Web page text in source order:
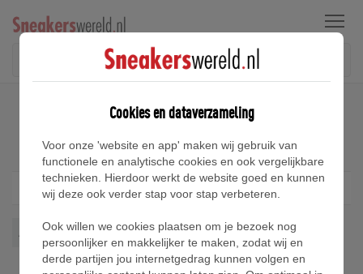
Menu
Air Jordan Zion 2 Sneakers
Air Jordan Zion 2 Wis alles
Cookies en dataverzameling
Voor onze 'website en app' maken wij gebruik van
functionele en analytische cookies en ook vergelijkbare
technieken. Hierdoor werkt de website goed en kunnen
wij deze ook verder stap voor stap verbeteren.
Ook willen we cookies plaatsen om je bezoek nog
persoonlijker en makkelijker te maken, zodat wij en
derde partijen jou internetgedrag kunnen volgen en